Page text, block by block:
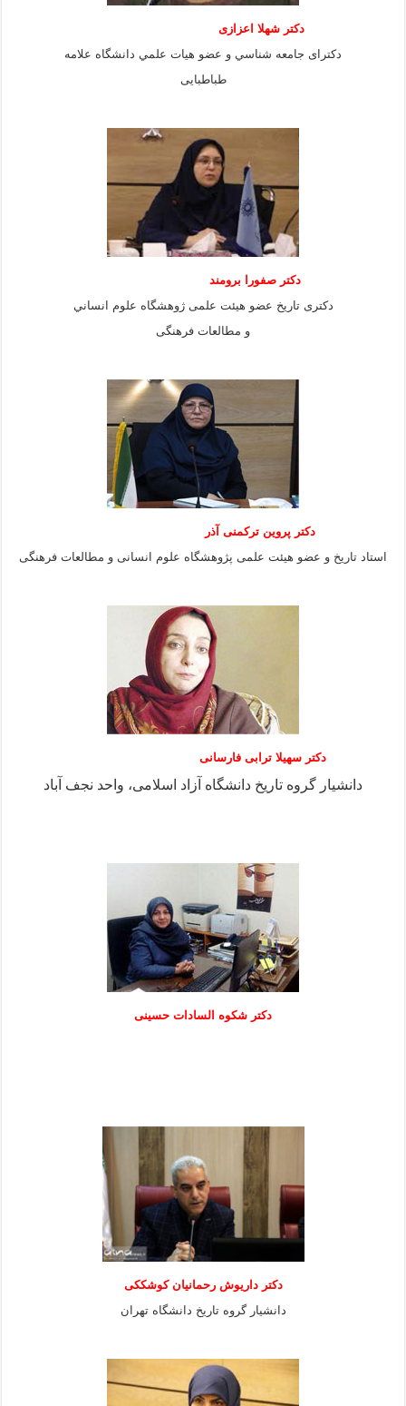
دكتر شهلا اعزازى
دكتراى جامعه شناسي و عضو هيات علمي دانشگاه علامه
طباطبايى
دكتر صفورا برومند
دكترى تاريخ عضو هيئت علمى ژوهشگاه علوم انساني
و مطالعات فرهنگى
دکتر پروین ترکمنی آذر
استاد تاریخ و عضو هیئت علمی پژوهشگاه علوم انسانی و مطالعات فرهنگى
دکتر سهیلا ترابی فارسانی
دانشیار گروه تاریخ دانشگاه آزاد اسلامی، واحد نجف آباد
دكتر شكوه السادات حسينی
دکتر داریوش رحمانیان کوشککی
دانشیار گروه تاریخ دانشگاه تهران